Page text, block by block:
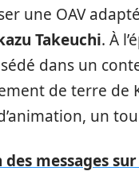
une OAV
Takeuchi. À
dans un
de terre de
un
messages